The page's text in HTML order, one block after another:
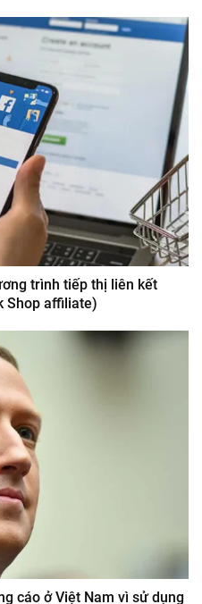
trình tiếp thị liên kết
Shop affiliate)
cáo ở Việt Nam vì sử dụng